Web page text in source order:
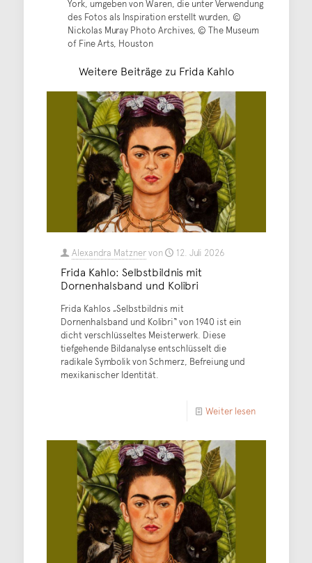
York, umgeben von Waren, die unter Verwendung
des Fotos als Inspiration erstellt wurden, ©
Nickolas Muray Photo Archives, © The Museum
of Fine Arts, Houston
Weitere Beiträge zu Frida Kahlo
Alexandra Matznervon 12. Juli 2026
Frida Kahlo: Selbstbildnis mit
Dornenhalsband und Kolibri
Frida Kahlos „Selbstbildnis mit
Dornenhalsband und Kolibri“ von 1940 ist ein
dicht verschlüsseltes Meisterwerk. Diese
tiefgehende Bildanalyse entschlüsselt die
radikale Symbolik von Schmerz, Befreiung und
mexikanischer Identität.
Weiter lesen